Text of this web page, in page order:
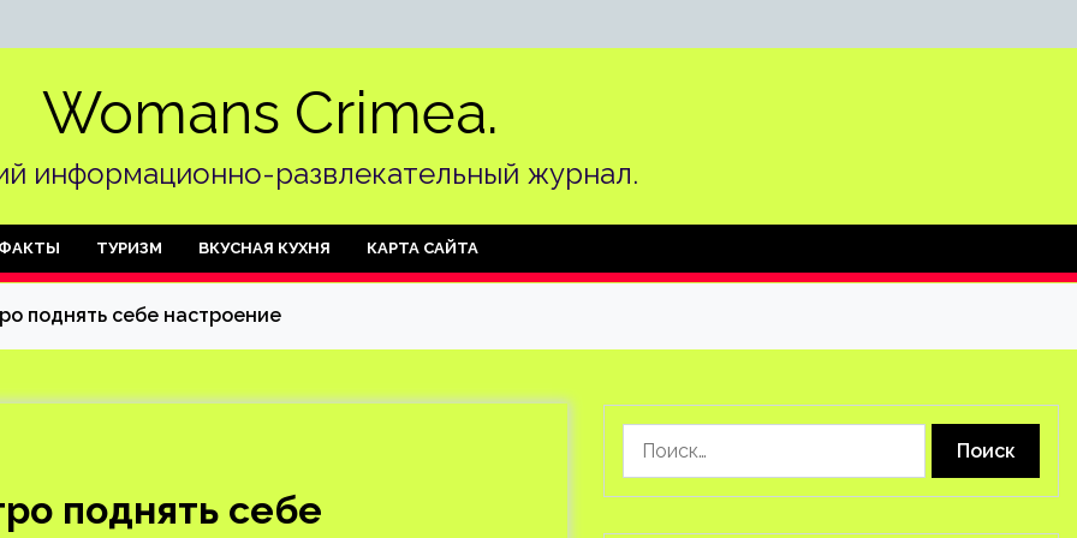
Womans Crimea.
информационно-развлекательный журнал.
ФАКТЫ ТУРИЗМ ВКУСНАЯ КУХНЯ КАРТА САЙТА
поднять себе настроение
поднять себе